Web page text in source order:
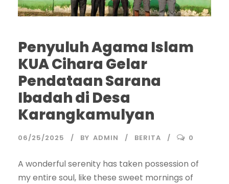
Penyuluh Agama Islam
KUA Cihara Gelar
Pendataan Sarana
Ibadah di Desa
Karangkamulyan
06/25/2025 BY ADMIN BERITA 0
A wonderful serenity has taken possession of
my entire soul, like these sweet mornings of